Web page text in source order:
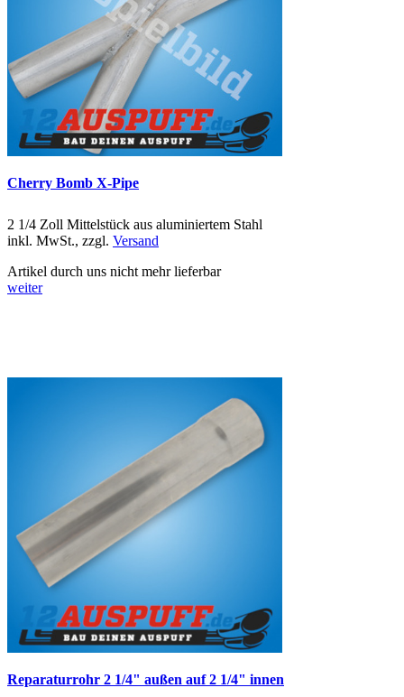
Cherry Bomb X-Pipe
2 1/4 Zoll Mittelstück aus aluminiertem Stahl
inkl. MwSt., zzgl. Versand
Artikel durch uns nicht mehr lieferbar
weiter
Reparaturrohr 2 1/4" außen auf 2 1/4" innen